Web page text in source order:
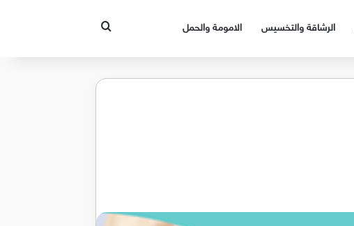
الرشاقة والتخسيس الامومة والحمل